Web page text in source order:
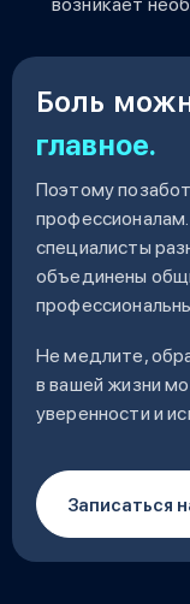
Боль
главное.
Поэтому
специалисты
объединены
Не медлите,
в вашей жизни
уверенности и
Записаться